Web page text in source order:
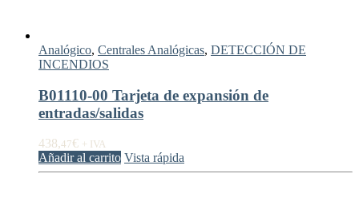
Analógico, Centrales Analógicas, DETECCIÓN DE
INCENDIOS
B01110-00 Tarjeta de expansión de
entradas/salidas
438,47€ + IVA
Añadir al carrito Vista rápida